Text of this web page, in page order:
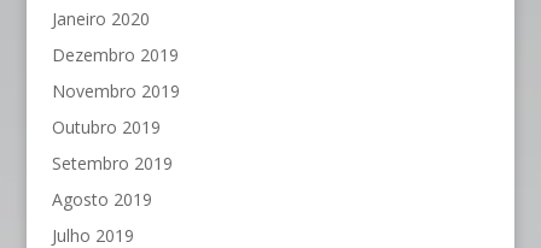
Janeiro 2020
Dezembro 2019
Novembro 2019
Outubro 2019
Setembro 2019
Agosto 2019
Julho 2019